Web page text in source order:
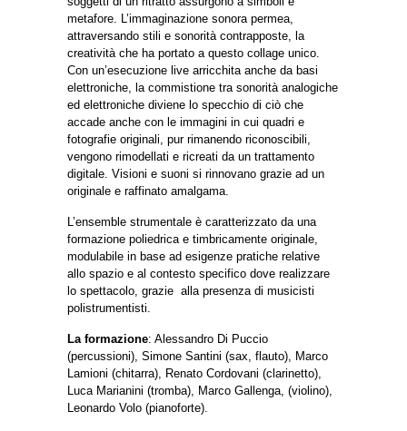
metafore. L’immaginazione sonora permea,
attraversando stili e sonorità contrapposte, la
creatività che ha portato a questo collage unico.
Con un’esecuzione live arricchita anche da basi
elettroniche, la commistione tra sonorità analogiche
ed elettroniche diviene lo specchio di ciò che
accade anche con le immagini in cui quadri e
fotografie originali, pur rimanendo riconoscibili,
vengono rimodellati e ricreati da un trattamento
digitale. Visioni e suoni si rinnovano grazie ad un
originale e raffinato amalgama.
L’ensemble strumentale è caratterizzato da una
formazione poliedrica e timbricamente originale,
modulabile in base ad esigenze pratiche relative
allo spazio e al contesto specifico dove realizzare
lo spettacolo, grazie alla presenza di musicisti
polistrumentisti.
La formazione: Alessandro Di Puccio
(percussioni), Simone Santini (sax, flauto), Marco
Lamioni (chitarra), Renato Cordovani (clarinetto),
Luca Marianini (tromba), Marco Gallenga, (violino),
Leonardo Volo (pianoforte).